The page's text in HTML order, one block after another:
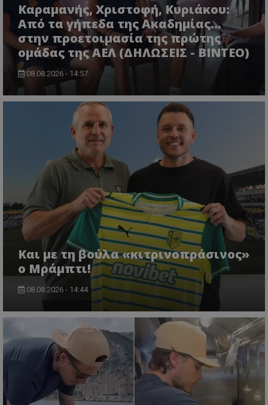
Καραμανής, Χριστοφή, Κυριάκου:
Από τα γήπεδα της Ακαδημίας...
στην προετοιμασία της πρώτης
ομάδας της ΑΕΛ (ΔΗΛΩΣΕΙΣ - ΒΙΝΤΕΟ)
08.08.2026 - 14:57
Και με τη βούλα «κιτρινοπράσινος»
ο Μράμπτι!
08.08.2026 - 14:44